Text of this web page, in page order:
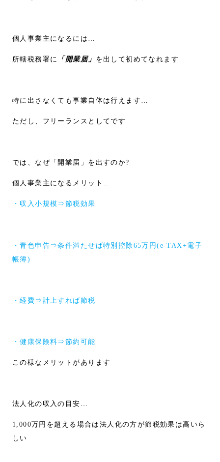
個人事業主になるには…
所轄税務署に 「開業届」 を出して初めてなれます
特に出さなくても事業自体は行えます…
ただし、フリーランスとしてです
では、なぜ「開業届」を出すのか?
個人事業主になるメリット…
・収入小規模⇒節税効果
・青色申告⇒条件満たせば特別控除65万円(e-TAX+電子
帳簿)
・経費⇒計上すれば節税
・健康保険料⇒節約可能
この様なメリットがあります
法人化の収入の目安…
1,000万円を超える場合は法人化の方が節税効果は高いら
しい